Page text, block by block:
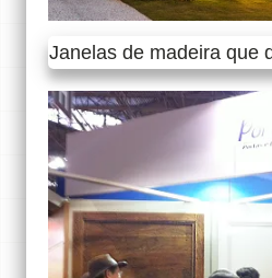
Janelas de madeira que